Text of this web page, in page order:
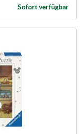
Sofort verfügbar